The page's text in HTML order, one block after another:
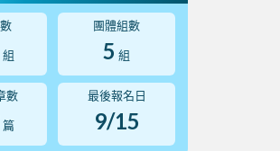
組
團體組數
5 組
數
篇
最後報名日
9/15